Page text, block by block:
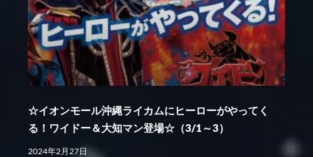
☆イオンモール沖縄ライカムにヒーローがやってく
る！ワイドー＆大知マン登場☆（3/1～3）
2024年2月27日